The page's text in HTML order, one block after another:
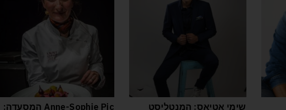
שימי אטיאס: המנטליסט
Anne-Sophie Pic המסעדה: